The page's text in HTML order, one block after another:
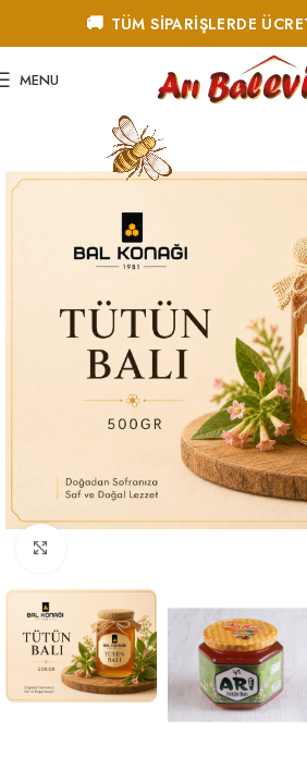
🚚 TÜM SİPARİŞLERDE
MENU